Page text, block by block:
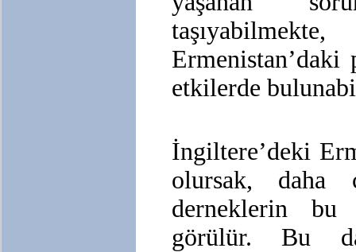
etkilerde
İngiltere’deki
olursak, daha
derneklerin bu
görülür. Bu